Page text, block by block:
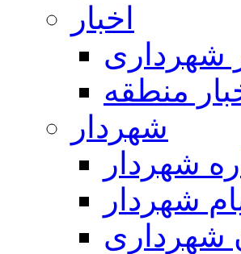
اخبار
شهرداری
منطقه
شهردار
شهردار
شهردار
شهرداری